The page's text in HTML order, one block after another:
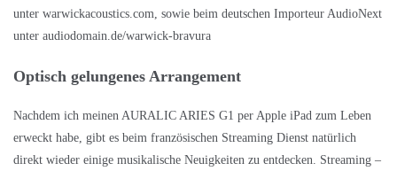
unter warwickacoustics.com, sowie beim deutschen Importeur AudioNext
unter audiodomain.de/warwick-bravura
Optisch gelungenes Arrangement
Nachdem ich meinen AURALIC ARIES G1 per Apple iPad zum Leben
erweckt habe, gibt es beim französischen Streaming Dienst natürlich
direkt wieder einige musikalische Neuigkeiten zu entdecken. Streaming –